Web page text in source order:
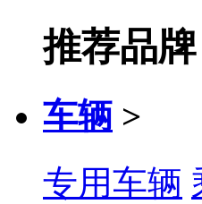
推荐品牌
车辆 >
专用车辆